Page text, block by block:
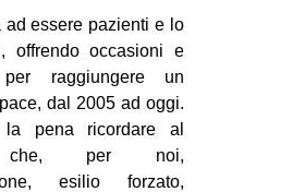
ad essere pazienti e lo
offrendo occasioni e
per raggiungere un
dal 2005 ad oggi.
pena ricordare al
che, per noi,
esilio forzato,